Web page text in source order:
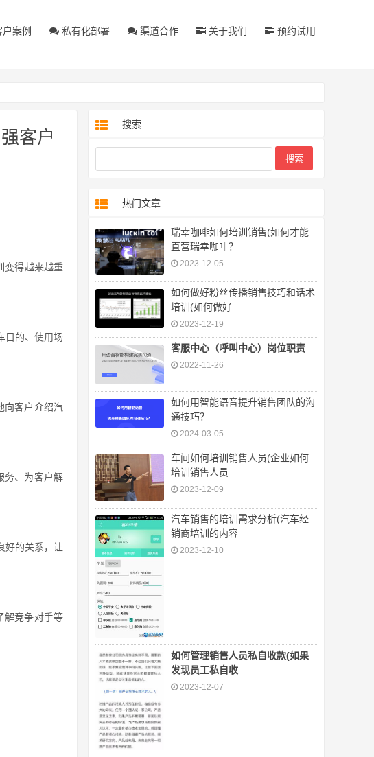
户案例 私有化部署 渠道合作 关于我们 预约试用
客户
变得越来越重
目的、使用场
向客户介绍汽
务、为客户解
好的关系，让
解竞争对手等
搜索
热门文章
瑞幸咖啡如何培训销售(如何才能
直营瑞幸咖啡？
2023-12-05
如何做好粉丝传播销售技巧和话术
培训(如何做好
2023-12-19
客服中心（呼叫中心）岗位职责
2022-11-26
如何用智能语音提升销售团队的沟
通技巧？
2024-03-05
车间如何培训销售人员(企业如何
培训销售人员
2023-12-09
汽车销售的培训需求分析(汽车经
销商培训的内容
2023-12-10
如何管理销售人员私自收款(如果
发现员工私自收
2023-12-07